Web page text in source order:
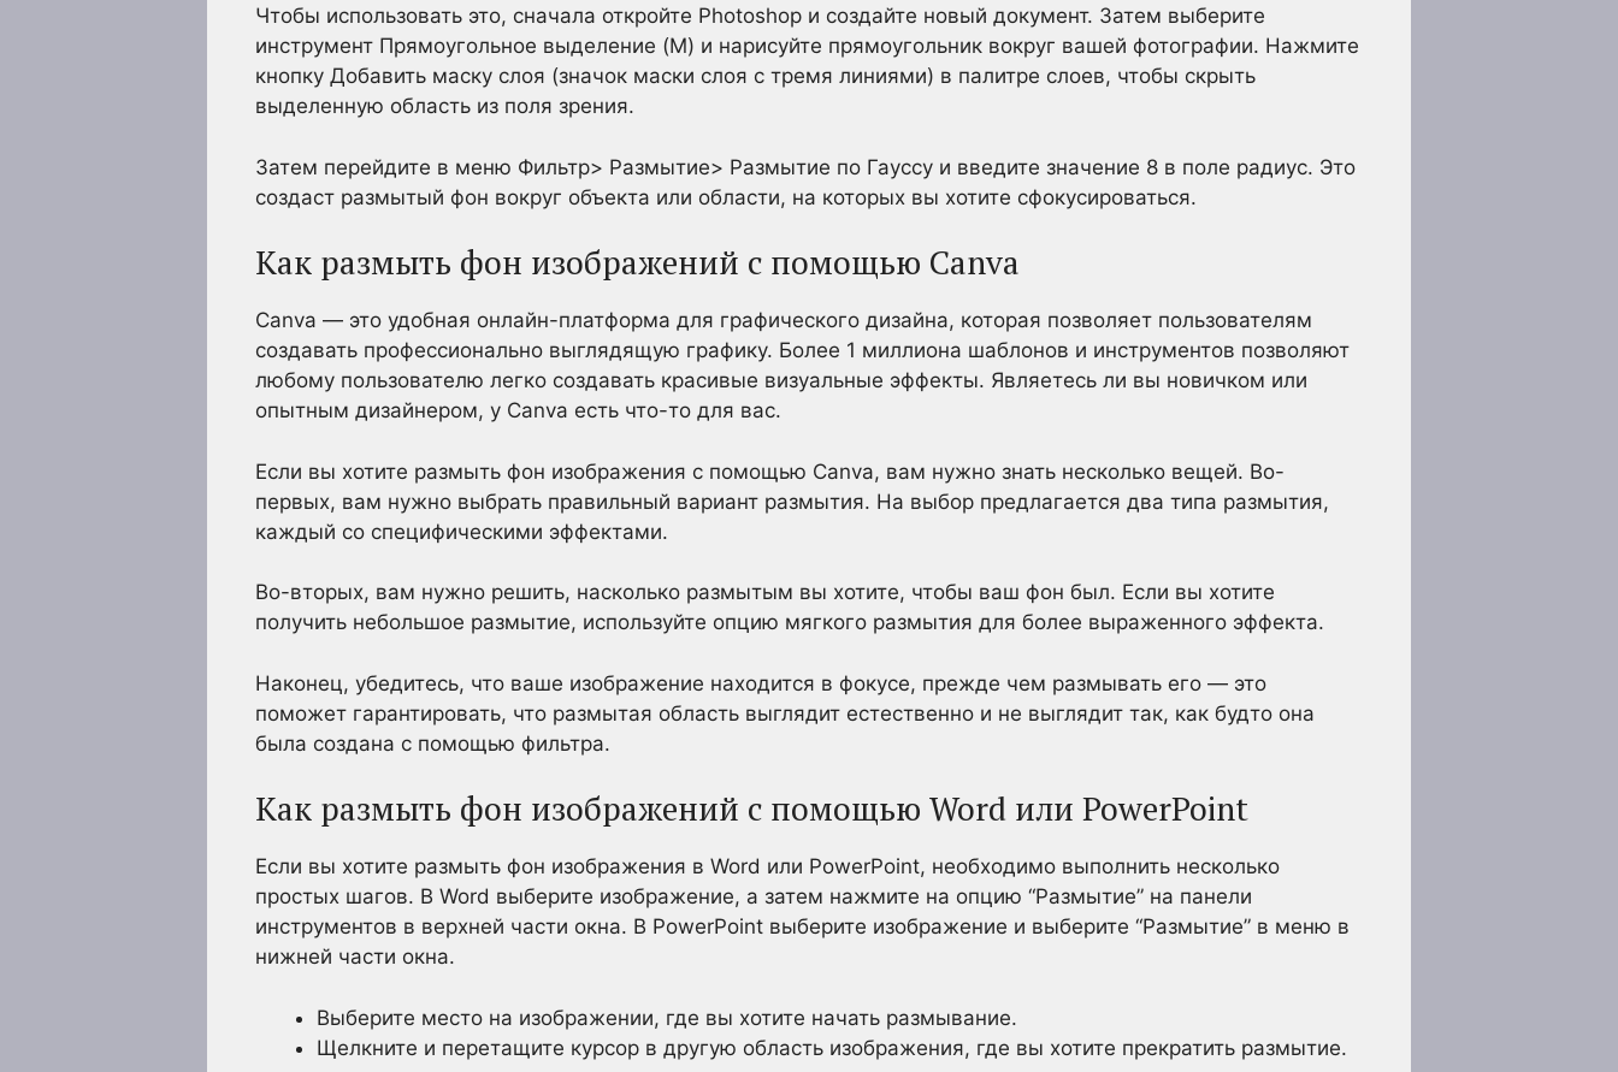
Чтобы использовать это, сначала откройте Photoshop и создайте новый документ. Затем выберите
инструмент Прямоугольное выделение (M) и нарисуйте прямоугольник вокруг вашей фотографии. Нажмите
кнопку Добавить маску слоя (значок маски слоя с тремя линиями) в палитре слоев, чтобы скрыть
выделенную область из поля зрения.
Затем перейдите в меню Фильтр> Размытие> Размытие по Гауссу и введите значение 8 в поле радиус. Это
создаст размытый фон вокруг объекта или области, на которых вы хотите сфокусироваться.
Как размыть фон изображений с помощью Canva
Canva — это удобная онлайн-платформа для графического дизайна, которая позволяет пользователям
создавать профессионально выглядящую графику. Более 1 миллиона шаблонов и инструментов позволяют
любому пользователю легко создавать красивые визуальные эффекты. Являетесь ли вы новичком или
опытным дизайнером, у Canva есть что-то для вас.
Если вы хотите размыть фон изображения с помощью Canva, вам нужно знать несколько вещей. Во-
первых, вам нужно выбрать правильный вариант размытия. На выбор предлагается два типа размытия,
каждый со специфическими эффектами.
Во-вторых, вам нужно решить, насколько размытым вы хотите, чтобы ваш фон был. Если вы хотите
получить небольшое размытие, используйте опцию мягкого размытия для более выраженного эффекта.
Наконец, убедитесь, что ваше изображение находится в фокусе, прежде чем размывать его — это
поможет гарантировать, что размытая область выглядит естественно и не выглядит так, как будто она
была создана с помощью фильтра.
Как размыть фон изображений с помощью Word или PowerPoint
Если вы хотите размыть фон изображения в Word или PowerPoint, необходимо выполнить несколько
простых шагов. В Word выберите изображение, а затем нажмите на опцию “Размытие” на панели
инструментов в верхней части окна. В PowerPoint выберите изображение и выберите “Размытие” в меню в
нижней части окна.
Выберите место на изображении, где вы хотите начать размывание.
Щелкните и перетащите курсор в другую область изображения, где вы хотите прекратить размытие.